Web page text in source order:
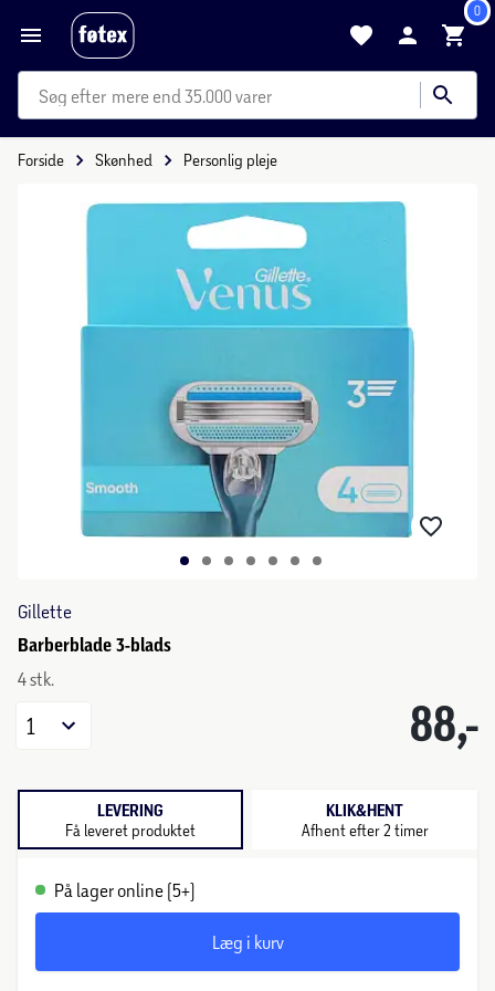
0
mere end 35.000 varer
Forside Skønhed Personlig pleje
Gillette
Barberblade 3-blads
4 stk.
88,-
1
LEVERING
Få leveret produktet
KLIK&HENT
Afhent efter 2 timer
På lager online (5+)
Læg i kurv